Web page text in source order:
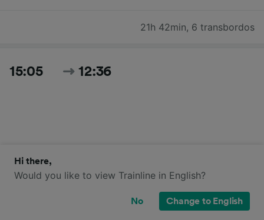
21h 42min, 6 transbordos
15:05 12:36
21h 31min
Hi there,
Would you like to view Trainline in English?
No Change to English